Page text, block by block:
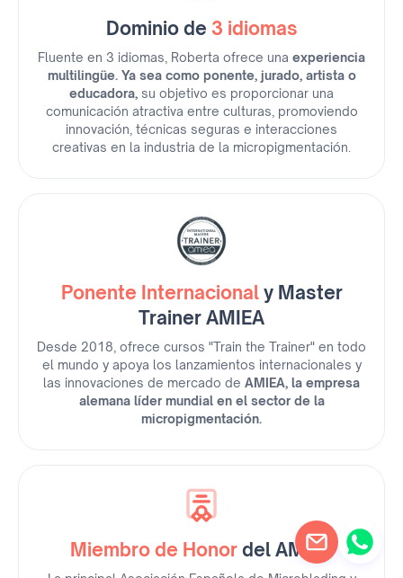
Dominio de 3 idiomas
Fluente en 3 idiomas, Roberta ofrece una experiencia
multilingüe. Ya sea como ponente, jurado, artista o
educadora, su objetivo es proporcionar una
comunicación atractiva entre culturas, promoviendo
innovación, técnicas seguras e interacciones
creativas en la industria de la micropigmentación.
Ponente Internacionaly Master
Trainer AMIEA
Desde 2018, ofrece cursos "Train the Trainer" en todo
el mundo y apoya los lanzamientos internacionales y
las innovaciones de mercado de AMIEA, la empresa
alemana líder mundial en el sector de la
micropigmentación.
Miembro de Honor del AMME